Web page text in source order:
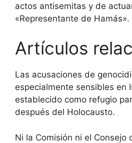
actos antisemitas y de
«Representante de Hamás».
Artículos
Las acusaciones de
especialmente sensibles en
establecido como refugio
después del Holocausto.
Ni la Comisión ni el Consejo